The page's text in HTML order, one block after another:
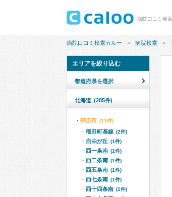
病院口コミ検
病院口コミ検索カルー 病院検索
エリアを絞り込む
都道府県を選択
北海道 (285件)
帯広市 (11件)
稲田町基線 (2件)
自由が丘 (1件)
西一条南 (1件)
西二条南 (1件)
西五条南 (1件)
西七条南 (1件)
西十四条南 (1件)